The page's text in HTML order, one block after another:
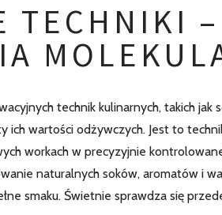
TECHNIKI
technik kulinarnych, takich
ich wartości odżywczych. Jest to
workach w precyzyjnie
naturalnych soków, aromatów i
smaku. Świetnie sprawdza się